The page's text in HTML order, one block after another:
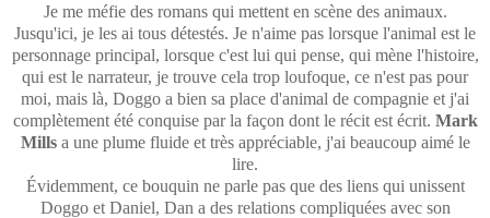
Je me méfie des romans qui mettent en scène des animaux.
Jusqu'ici, je les ai tous détestés. Je n'aime pas lorsque l'animal est le
personnage principal, lorsque c'est lui qui pense, qui mène l'histoire,
qui est le narrateur, je trouve cela trop loufoque, ce n'est pas pour
moi, mais là, Doggo a bien sa place d'animal de compagnie et j'ai
complètement été conquise par la façon dont le récit est écrit. Mark
Millsa une plume fluide et très appréciable, j'ai beaucoup aimé le
lire.
Évidemment, ce bouquin ne parle pas que des liens qui unissent
Doggo et Daniel, Dan a des relations compliquées avec son